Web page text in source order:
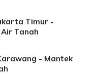
Timur -
Tanah
- Mantek